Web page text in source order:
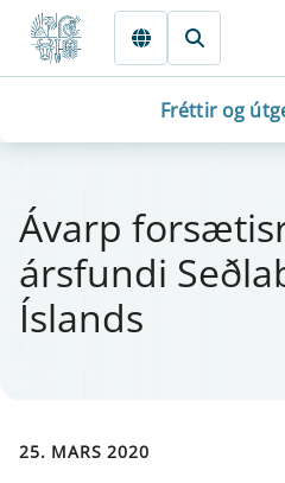
Fara beint í Meginmál
Fréttir og
Ávarp
árs­fundi
Íslands
25. MARS 2020